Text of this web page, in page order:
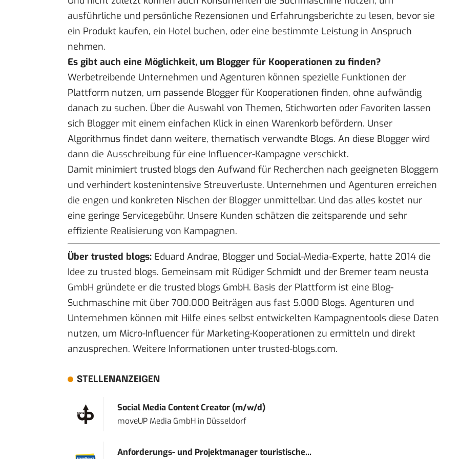
ausführliche und persönliche Rezensionen und Erfahrungsberichte zu lesen, bevor sie
ein Produkt kaufen, ein Hotel buchen, oder eine bestimmte Leistung in Anspruch
nehmen.
Es gibt auch eine Möglichkeit, um Blogger für Kooperationen zu finden?
Werbetreibende Unternehmen und Agenturen können spezielle Funktionen der
Plattform nutzen, um passende Blogger für Kooperationen finden, ohne aufwändig
danach zu suchen. Über die Auswahl von Themen, Stichworten oder Favoriten lassen
sich Blogger mit einem einfachen Klick in einen Warenkorb befördern. Unser
Algorithmus findet dann weitere, thematisch verwandte Blogs. An diese Blogger wird
dann die Ausschreibung für eine Influencer-Kampagne verschickt.
Damit minimiert trusted blogs den Aufwand für Recherchen nach geeigneten Bloggern
und verhindert kostenintensive Streuverluste. Unternehmen und Agenturen erreichen
die engen und konkreten Nischen der Blogger unmittelbar. Und das alles kostet nur
eine geringe Servicegebühr. Unsere Kunden schätzen die zeitsparende und sehr
effiziente Realisierung von Kampagnen.
Über trusted blogs: Eduard Andrae, Blogger und Social-Media-Experte, hatte 2014 die
Idee zu trusted blogs. Gemeinsam mit Rüdiger Schmidt und der Bremer team neusta
GmbH gründete er die trusted blogs GmbH. Basis der Plattform ist eine Blog-
Suchmaschine mit über 700.000 Beiträgen aus fast 5.000 Blogs. Agenturen und
Unternehmen können mit Hilfe eines selbst entwickelten Kampagnentools diese Daten
nutzen, um Micro-Influencer für Marketing-Kooperationen zu ermitteln und direkt
anzusprechen. Weitere Informationen unter trusted-blogs.com.
STELLENANZEIGEN
Social Media Content Creator (m/w/d)
moveUP Media GmbHin Düsseldorf
Anforderungs- und Projektmanager touristische...